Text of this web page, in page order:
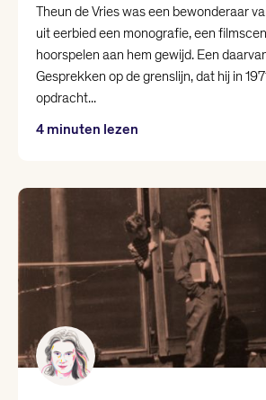
Theun de Vries was een bewonderaar
uit eerbied een monografie, een
hoorspelen aan hem gewijd. Een
Gesprekken op de grenslijn, dat hij in
opdracht...
4 minuten lezen